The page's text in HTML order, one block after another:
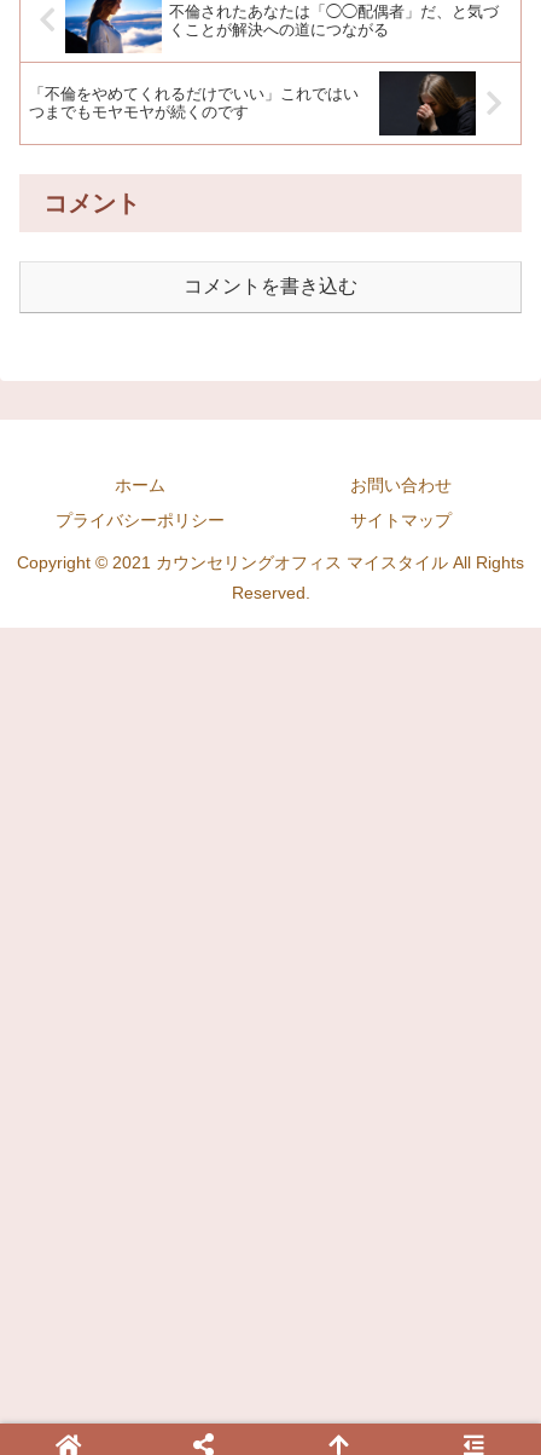
不倫されたあなたは「◯◯配偶者」だ、と気づ
くことが解決への道につながる
「不倫をやめてくれるだけでいい」これではい
つまでもモヤモヤが続くのです
コメント
コメントを書き込む
ホーム
お問い合わせ
プライバシーポリシー
サイトマップ
Copyright © 2021 カウンセリングオフィス マイスタイル All Rights
Reserved.